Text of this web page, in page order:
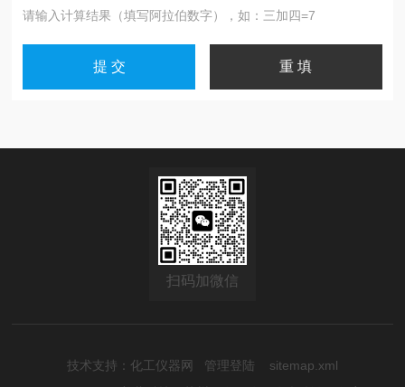
请输入计算结果（填写阿拉伯数字），如：三加四=7
扫码加微信
技术支持： 化工仪器网 管理登陆
sitemap.xml